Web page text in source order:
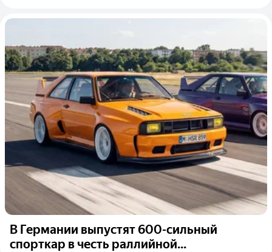
В Германии выпустят 600-сильный
спорткар в честь раллийной...